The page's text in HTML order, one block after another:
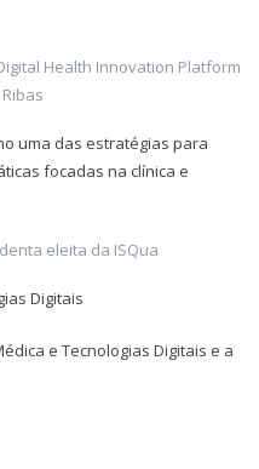
Health Innovation Platform
uma das estratégias para
focadas na clínica e
eleita da ISQua
Digitais
e Tecnologias Digitais e a